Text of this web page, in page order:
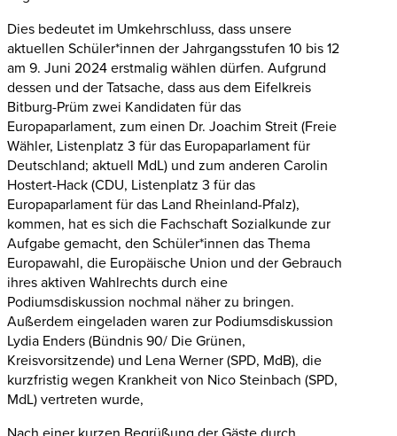
Dies bedeutet im Umkehrschluss, dass unsere
aktuellen Schüler*innen der Jahrgangsstufen 10 bis 12
am 9. Juni 2024 erstmalig wählen dürfen. Aufgrund
dessen und der Tatsache, dass aus dem Eifelkreis
Bitburg-Prüm zwei Kandidaten für das
Europaparlament, zum einen Dr. Joachim Streit (Freie
Wähler, Listenplatz 3 für das Europaparlament für
Deutschland; aktuell MdL) und zum anderen Carolin
Hostert-Hack (CDU, Listenplatz 3 für das
Europaparlament für das Land Rheinland-Pfalz),
kommen, hat es sich die Fachschaft Sozialkunde zur
Aufgabe gemacht, den Schüler*innen das Thema
Europawahl, die Europäische Union und der Gebrauch
ihres aktiven Wahlrechts durch eine
Podiumsdiskussion nochmal näher zu bringen.
Außerdem eingeladen waren zur Podiumsdiskussion
Lydia Enders (Bündnis 90/ Die Grünen,
Kreisvorsitzende) und Lena Werner (SPD, MdB), die
kurzfristig wegen Krankheit von Nico Steinbach (SPD,
MdL) vertreten wurde,